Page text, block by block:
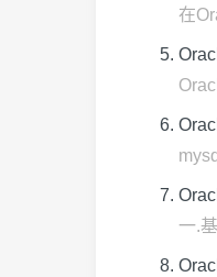
在
一.